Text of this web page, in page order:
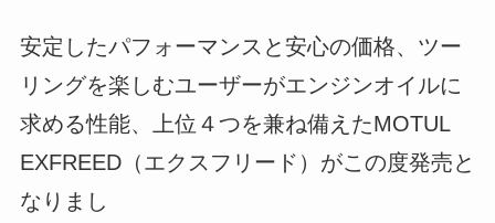
安定したパフォーマンスと安心の価格、ツー
リングを楽しむユーザーがエンジンオイルに
求める性能、上位４つを兼ね備えたMOTUL
EXFREED（エクスフリード）がこの度発売と
なりまし